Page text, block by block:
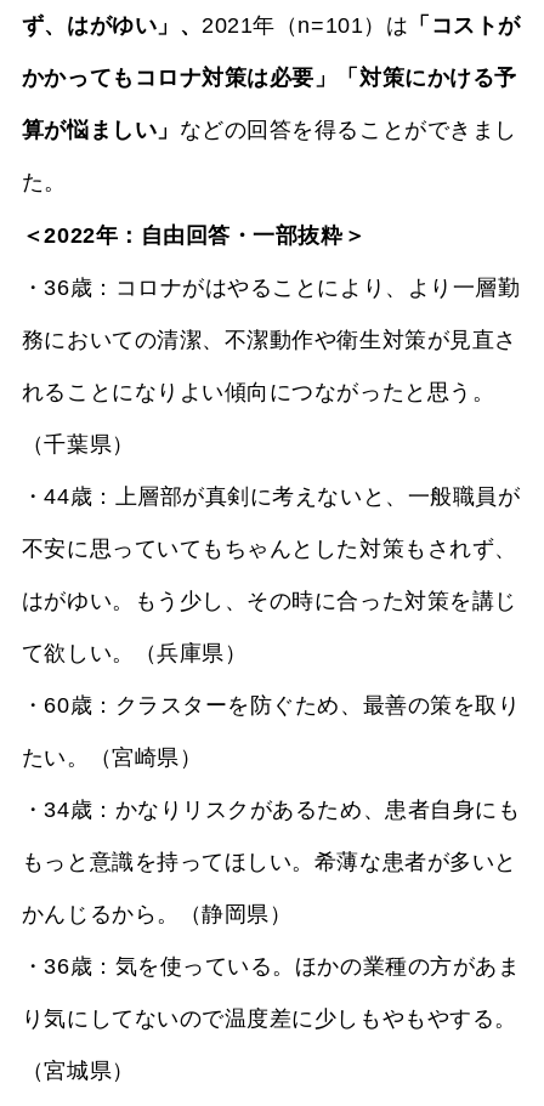
ず、はがゆい」、 2021年（n=101）は 「コストが
かかってもコロナ対策は必要」「対策にかける予
算が悩ましい」 などの回答を得ることができまし
た。
＜2022年：自由回答・一部抜粋＞
・36歳：コロナがはやることにより、より一層勤
務においての清潔、不潔動作や衛生対策が見直さ
れることになりよい傾向につながったと思う。
（千葉県）
・44歳：上層部が真剣に考えないと、一般職員が
不安に思っていてもちゃんとした対策もされず、
はがゆい。もう少し、その時に合った対策を講じ
て欲しい。（兵庫県）
・60歳：クラスターを防ぐため、最善の策を取り
たい。（宮崎県）
・34歳：かなりリスクがあるため、患者自身にも
もっと意識を持ってほしい。希薄な患者が多いと
かんじるから。（静岡県）
・36歳：気を使っている。ほかの業種の方があま
り気にしてないので温度差に少しもやもやする。
（宮城県）